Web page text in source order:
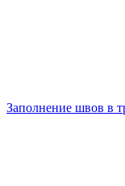
Заполнение швов в